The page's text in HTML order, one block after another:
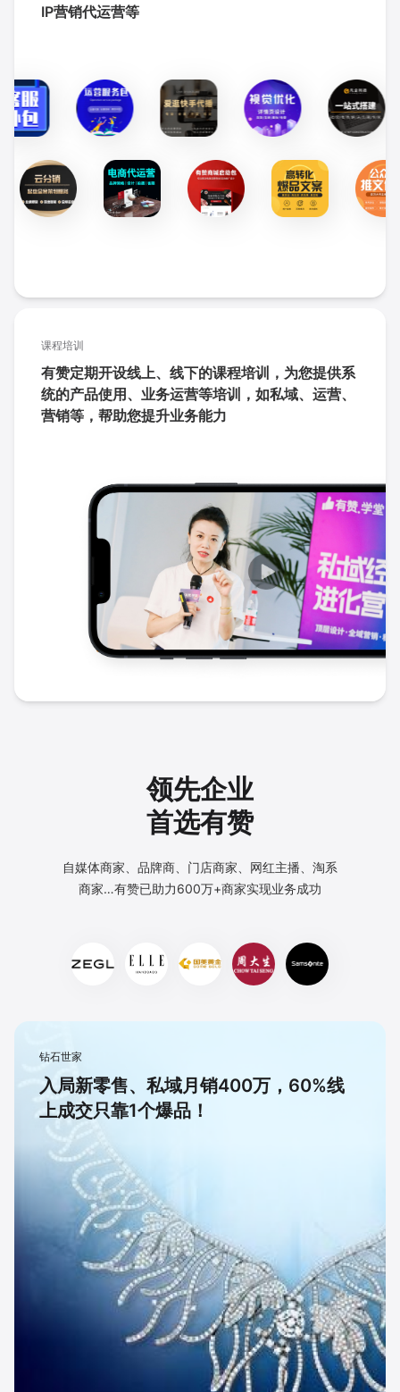
IP营销代运营等
课程培训
有赞定期开设线上、线下的课程培训，为您提供系
统的产品使用、业务运营等培训，如私域、运营、
营销等，帮助您提升业务能力
领先企业
首选有赞
自媒体商家、品牌商、门店商家、网红主播、淘系
商家…有赞已助力600万+商家实现业务成功
钻石世家
入局新零售、私域月销400万，60%线
上成交只靠1个爆品！